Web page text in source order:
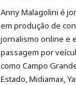
Malagolini
no
Pinterest
Malagolini
no
LinkedIn
no
Anny Malagolini é
em produção de
jornalismo online e
passagem por
como Campo
Estado, Midiamax,